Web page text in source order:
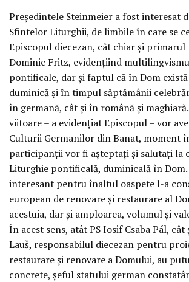
Președintele Steinmeier a fost interesat
Sfintelor Liturghii, de limbile în care se
Episcopul diecezan, cât chiar și
Dominic Fritz, evidențiind
pontificale, dar și faptul că în Dom
duminică și în timpul săptămânii
în germană, cât și în română și
viitoare – a evidențiat Episcopul – vor
Culturii Germanilor din Banat, moment
participanții vor fi așteptați și salutați la
Liturghie pontificală, duminicală în Dom.
interesant pentru înaltul oaspete l-a
european de renovare și restaurare al
acestuia, dar și amploarea, volumul și
În acest sens, atât PS Iosif Csaba Pál,
Lauš, responsabilul diecezan pentru
restaurare și renovare a Domului, au
concrete, șeful statului german